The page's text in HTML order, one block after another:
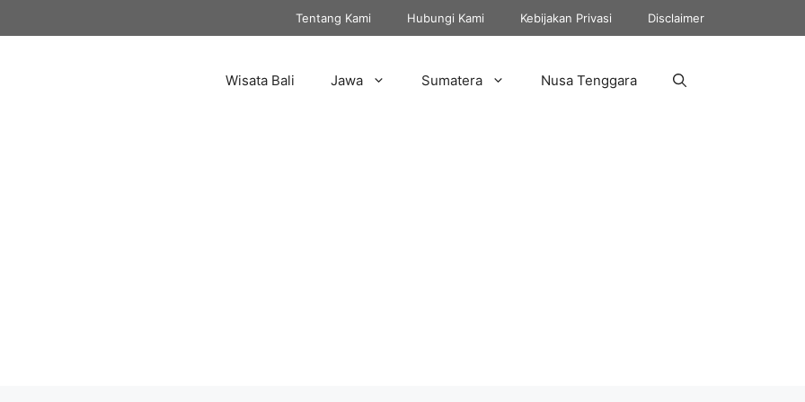
Tentang Kami Hubungi Kami Kebijakan Privasi Disclaimer
Wisata Bali Jawa Sumatera Nusa Tenggara